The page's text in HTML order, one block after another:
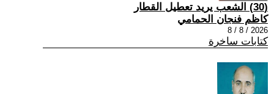
(30) الشعب يريد تعطيل القطار
كاظم فنجان الحمامي
2026 / 8 / 8
كتابات ساخرة